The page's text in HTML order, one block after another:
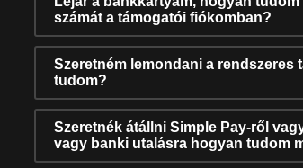
számát a támogatói fiókomban?
Szeretném lemondani a rendszeres
tudom?
Szeretnék átállni Simple Pay-ről
vagy banki utalásra hogyan tudom